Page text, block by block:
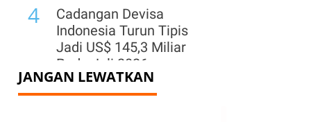
4
Cadangan Devisa
Indonesia Turun Tipis
Jadi US$ 145,3 Miliar
Pada Juli 2026
5
Kementerian ESDM
JANGAN LEWATKAN